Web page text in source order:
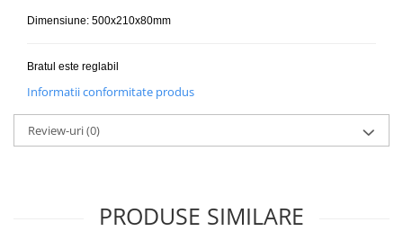
Dimensiune: 500x210x80mm
Bratul este reglabil
Informatii conformitate produs
Review-uri(0)
PRODUSE SIMILARE